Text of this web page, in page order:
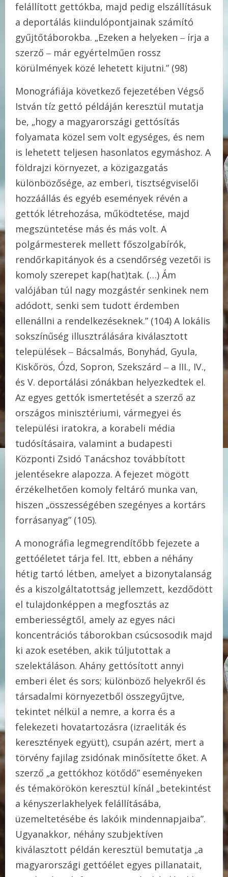
felállított gettókba, majd pedig elszállításuk
a deportálás kiindulópontjainak számító
gyűjtőtáborokba. „Ezeken a helyeken ‒ írja a
szerző ‒ már egyértelműen rossz
körülmények közé lehetett kijutni.” (98)
Monográfiája következő fejezetében Végső
István tíz gettó példáján keresztül mutatja
be, „hogy a magyarországi gettósítás
folyamata közel sem volt egységes, és nem
is lehetett teljesen hasonlatos egymáshoz. A
földrajzi környezet, a közigazgatás
különbözősége, az emberi, tisztségviselői
hozzáállás és egyéb események révén a
gettók létrehozása, működtetése, majd
megszüntetése más és más volt. A
polgármesterek mellett főszolgabírók,
rendőrkapitányok és a csendőrség vezetői is
komoly szerepet kap(hat)tak. (…) Ám
valójában túl nagy mozgástér senkinek nem
adódott, senki sem tudott érdemben
ellenállni a rendelkezéseknek.” (104) A lokális
sokszínűség illusztrálására kiválasztott
települések ‒ Bácsalmás, Bonyhád, Gyula,
Kiskőrös, Ózd, Sopron, Szekszárd ‒ a III., IV.,
és V. deportálási zónákban helyezkedtek el.
Az egyes gettók ismertetését a szerző az
országos minisztériumi, vármegyei és
települési iratokra, a korabeli média
tudósításaira, valamint a budapesti
Központi Zsidó Tanácshoz továbbított
jelentésekre alapozza. A fejezet mögött
érzékelhetően komoly feltáró munka van,
hiszen „összességében szegényes a kortárs
forrásanyag” (105).
A monográfia legmegrendítőbb fejezete a
gettóéletet tárja fel. Itt, ebben a néhány
hétig tartó létben, amelyet a bizonytalanság
és a kiszolgáltatottság jellemzett, kezdődött
el tulajdonképpen a megfosztás az
emberiességtől, amely az egyes náci
koncentrációs táborokban csúcsosodik majd
ki azok esetében, akik túljutottak a
szelektáláson. Ahány gettósított annyi
emberi élet és sors; különböző helyekről és
társadalmi környezetből összegyűjtve,
tekintet nélkül a nemre, a korra és a
felekezeti hovatartozásra (izraeliták és
keresztények együtt), csupán azért, mert a
törvény fajilag zsidónak minősítette őket. A
szerző „a gettókhoz kötődő” eseményeken
és témakörökön keresztül kínál „betekintést
a kényszerlakhelyek felállításába,
üzemeltetésébe és lakóik mindennapjaiba”.
Ugyanakkor, néhány szubjektíven
kiválasztott példán keresztül bemutatja „a
magyarországi gettóélet egyes pillanatait,